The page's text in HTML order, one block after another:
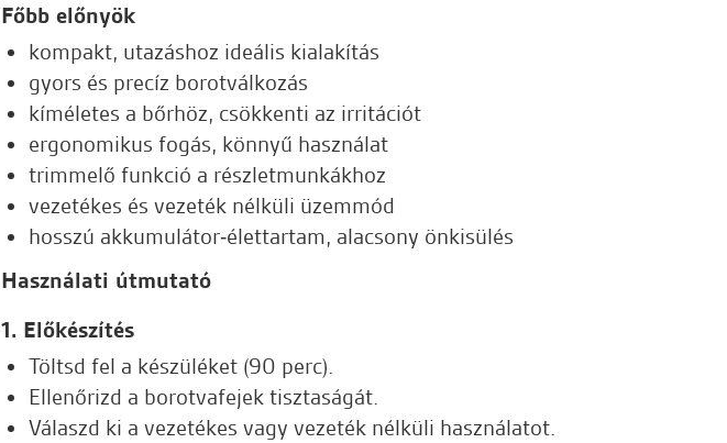
Főbb előnyök
kompakt, utazáshoz ideális kialakítás
gyors és precíz borotválkozás
kíméletes a bőrhöz, csökkenti az irritációt
ergonomikus fogás, könnyű használat
trimmelő funkció a részletmunkákhoz
vezetékes és vezeték nélküli üzemmód
hosszú akkumulátor‑élettartam, alacsony önkisülés
Használati útmutató
1. Előkészítés
Töltsd fel a készüléket (90 perc).
Ellenőrizd a borotvafejek tisztaságát.
Válaszd ki a vezetékes vagy vezeték nélküli használatot.